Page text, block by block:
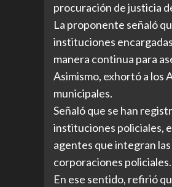
procuración de justicia
La proponente señaló
instituciones
manera continua para
Asimismo, exhortó a los
municipales.
Señaló que se han
instituciones policiales,
agentes que integran
corporaciones policiales.
En ese sentido, refirió